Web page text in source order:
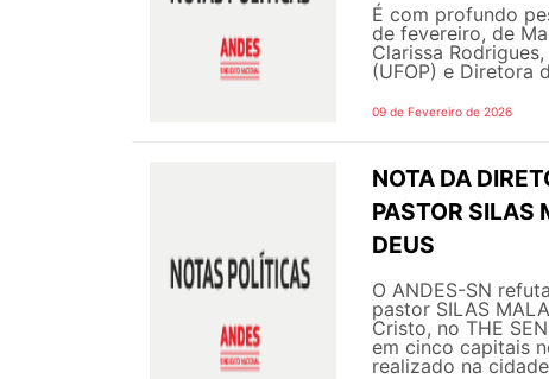
É com profundo
de fevereiro, de
Clarissa
(UFOP) e Diretora
09 de Fevereiro de 2026
NOTA DA
PASTOR SILAS
DEUS
O ANDES-SN
pastor SILAS
Cristo, no THE
em cinco capitais
realizado na